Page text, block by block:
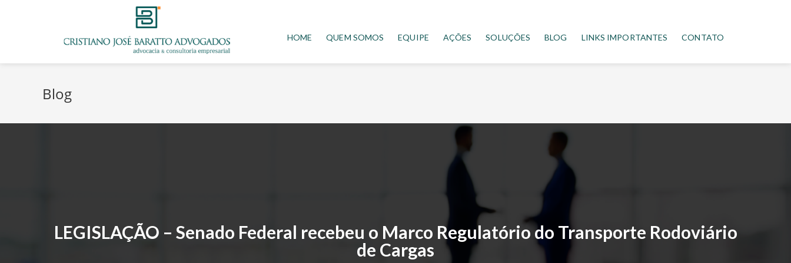
HOME QUEM SOMOS EQUIPE AÇÕES SOLUÇÕES BLOG LINKS IMPORTANTES CONTATO
Blog
LEGISLAÇÃO – Senado Federal recebeu o Marco Regulatório do Transporte Rodoviário
de Cargas